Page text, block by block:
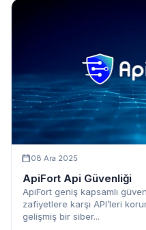
08 Ara 2025
ApiFort Api Güvenliği
ApiFort geniş kapsamlı
zafiyetlere karşı API’leri
gelişmiş bir siber...